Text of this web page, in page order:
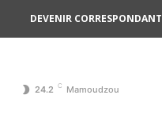
DEVENIR CORRESPONDANT
24.2 C Mamoudzou